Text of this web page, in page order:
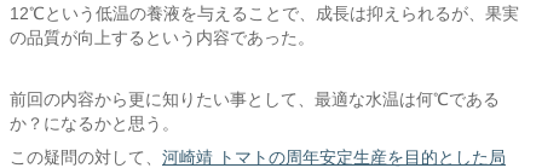
12℃という低温の養液を与えることで、成長は抑えられるが、果実
の品質が向上するという内容であった。
前回の内容から更に知りたい事として、最適な水温は何℃である
か？になるかと思う。
この疑問の対して、 河崎靖 トマトの周年安定生産を目的とした局